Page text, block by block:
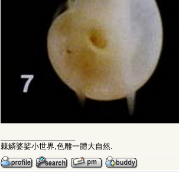
棘鱗婆娑小世界,色雕一體大自然.